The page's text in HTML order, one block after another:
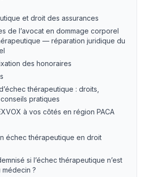
et droit des assurances
de l’avocat en dommage corporel
— réparation juridique du
des honoraires
thérapeutique : droits,
pratiques
à vos côtés en région PACA
échec thérapeutique en droit
si l’échec thérapeutique n’est
?